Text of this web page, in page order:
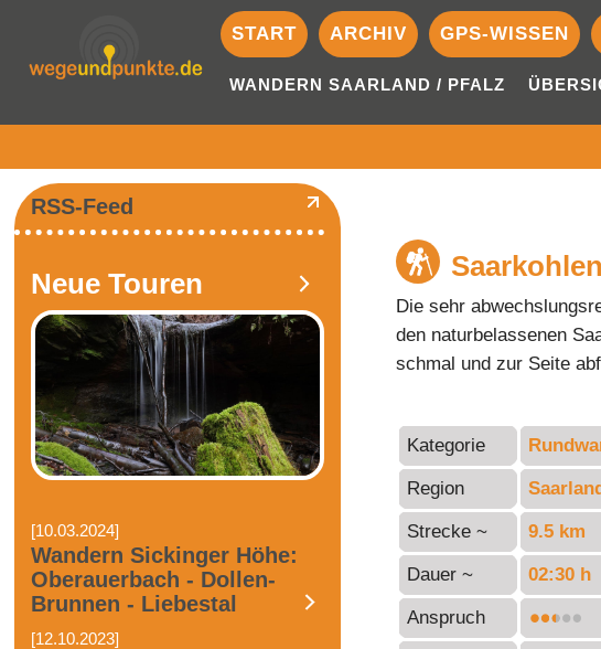
START ARCHIV GPS-WISSEN
WANDERN SAARLAND / PFALZ
Die sehr
den naturbelassenen
schmal und zur Seite
Kategorie
Region
Strecke ~ 9.5 km
Dauer ~ 02:30 h
Anspruch
RSS-Feed
Neue Touren
[10.03.2024]
Wandern Sickinger Höhe:
Oberauerbach - Dollen-
Brunnen - Liebestal
[12.10.2023]